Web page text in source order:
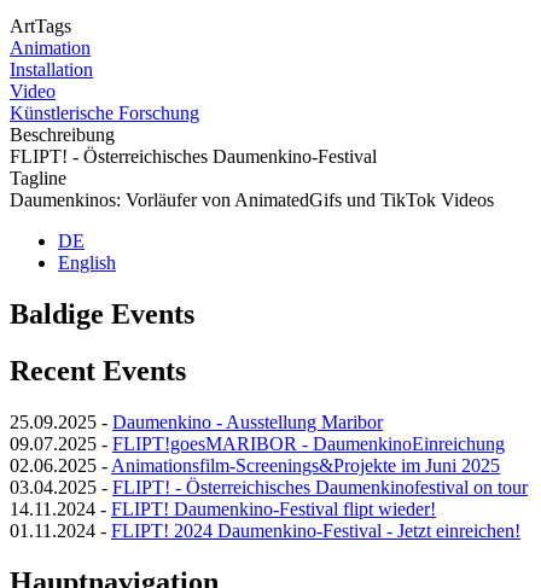
ArtTags
Animation
Installation
Video
Künstlerische Forschung
Beschreibung
FLIPT! - Österreichisches Daumenkino-Festival
Tagline
Daumenkinos: Vorläufer von AnimatedGifs und TikTok Videos
DE
English
Baldige Events
Recent Events
25.09.2025 - Daumenkino - Ausstellung Maribor
09.07.2025 - FLIPT!goesMARIBOR - DaumenkinoEinreichung
02.06.2025 - Animationsfilm-Screenings&Projekte im Juni 2025
03.04.2025 - FLIPT! - Österreichisches Daumenkinofestival on tour
14.11.2024 - FLIPT! Daumenkino-Festival flipt wieder!
01.11.2024 - FLIPT! 2024 Daumenkino-Festival - Jetzt einreichen!